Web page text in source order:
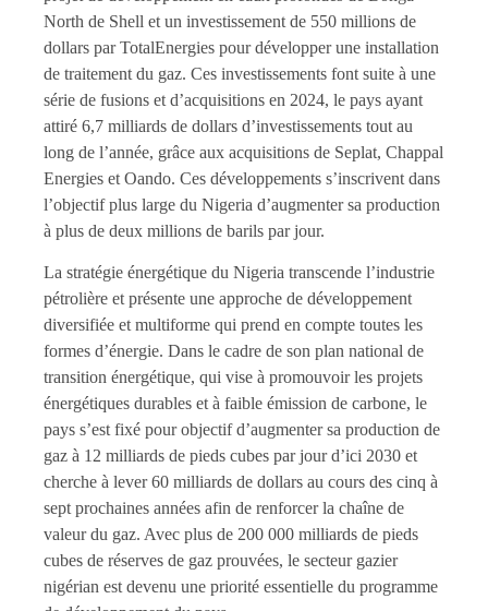
North de Shell et un investissement de 550 millions de
dollars par TotalEnergies pour développer une installation
de traitement du gaz. Ces investissements font suite à une
série de fusions et d’acquisitions en 2024, le pays ayant
attiré 6,7 milliards de dollars d’investissements tout au
long de l’année, grâce aux acquisitions de Seplat, Chappal
Energies et Oando. Ces développements s’inscrivent dans
l’objectif plus large du Nigeria d’augmenter sa production
à plus de deux millions de barils par jour.
La stratégie énergétique du Nigeria transcende l’industrie
pétrolière et présente une approche de développement
diversifiée et multiforme qui prend en compte toutes les
formes d’énergie. Dans le cadre de son plan national de
transition énergétique, qui vise à promouvoir les projets
énergétiques durables et à faible émission de carbone, le
pays s’est fixé pour objectif d’augmenter sa production de
gaz à 12 milliards de pieds cubes par jour d’ici 2030 et
cherche à lever 60 milliards de dollars au cours des cinq à
sept prochaines années afin de renforcer la chaîne de
valeur du gaz. Avec plus de 200 000 milliards de pieds
cubes de réserves de gaz prouvées, le secteur gazier
nigérian est devenu une priorité essentielle du programme